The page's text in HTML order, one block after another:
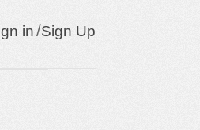
in/Sign Up